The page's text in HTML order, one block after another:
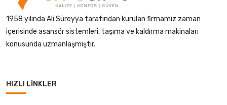
1958 yılında Ali Süreyya tarafından kurulan firmamız zaman
içerisinde asansör sistemleri, taşıma ve kaldırma makinaları
konusunda uzmanlaşmıştır.
HIZLI LINKLER